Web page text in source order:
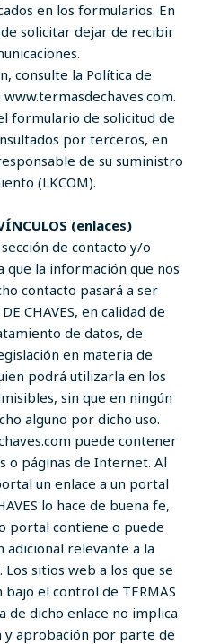
en los formularios. En
solicitar dejar de recibir
consulte la Política de
formulario de solicitud de
por terceros, en
de su suministro
(LKCOM).
(enlaces)
de contacto y/o
la información que nos
contacto pasará a ser
CHAVES, en calidad de
de datos, de
en materia de
podrá utilizarla en los
sin que en ningún
alguno por dicho uso.
puede contener
o páginas de Internet. Al
un enlace a un portal
lo hace de buena fe,
portal contiene o puede
relevante a la
sitios web a los que se
el control de TERMAS
de dicho enlace no implica
y aprobación por parte de